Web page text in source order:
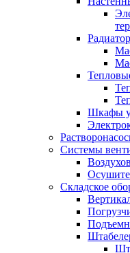
Шкафы
Системы
Складское